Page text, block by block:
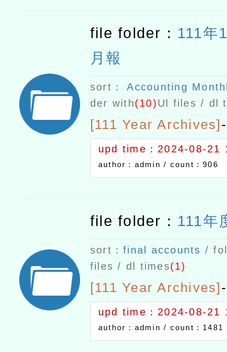
file folder： 111年
月報
sort：
Accounting
der with(10)Ul files / dl
[111 Year Archives]-
upd time：2024-08-21
author：admin / count：906
file folder： 111年
sort：final accounts /
files / dl times(1)
[111 Year Archives]-
upd time：2024-08-21
author：admin / count：1481